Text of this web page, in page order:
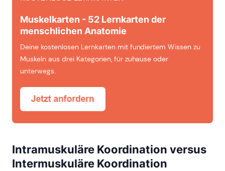
Muskelkarten - 52 Lernkarten der
menschlichen Anatomie
Deine kostenlosen Lernkarten mit fundiertem Wissen zu
Muskeln aus drei Kategorien, für zuhause oder
unterwegs.
Intramuskuläre Koordination versus
Intermuskuläre Koordination